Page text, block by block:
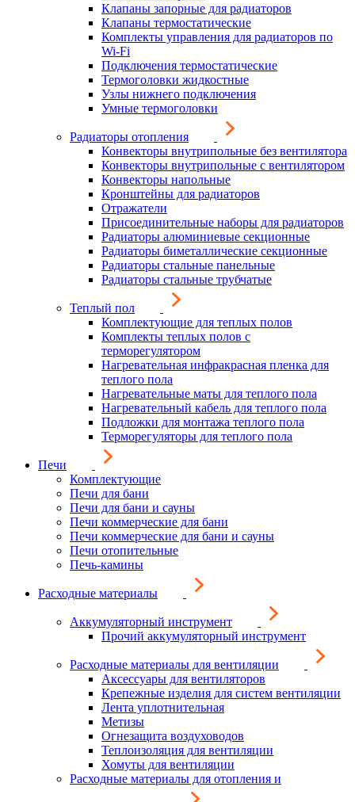
Клапаны запорные для радиаторов
Клапаны термостатические
Комплекты управления для радиаторов по
Wi-Fi
Подключения термостатические
Термоголовки жидкостные
Узлы нижнего подключения
Умные термоголовки
Радиаторы отопления
Конвекторы внутрипольные без вентилятора
Конвекторы внутрипольные с вентилятором
Конвекторы напольные
Кронштейны для радиаторов
Отражатели
Присоединительные наборы для радиаторов
Радиаторы алюминиевые секционные
Радиаторы биметаллические секционные
Радиаторы стальные панельные
Радиаторы стальные трубчатые
Теплый пол
Комплектующие для теплых полов
Комплекты теплых полов с
терморегулятором
Нагревательная инфракрасная пленка для
теплого пола
Нагревательные маты для теплого пола
Нагревательный кабель для теплого пола
Подложки для монтажа теплого пола
Терморегуляторы для теплого пола
Печи
Комплектующие
Печи для бани
Печи для бани и сауны
Печи коммерческие для бани
Печи коммерческие для бани и сауны
Печи отопительные
Печь-камины
Расходные материалы
Аккумуляторный инструмент
Прочий аккумуляторный инструмент
Расходные материалы для вентиляции
Аксессуары для вентиляторов
Крепежные изделия для систем вентиляции
Лента уплотнительная
Метизы
Огнезащита воздуховодов
Теплоизоляция для вентиляции
Хомуты для вентиляции
Расходные материалы для отопления и